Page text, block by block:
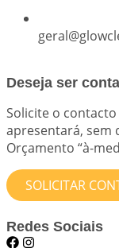
Deseja ser
Solicite o
apresentará, sem
Orçamento “à-
SOLICITAR
Redes Sociais